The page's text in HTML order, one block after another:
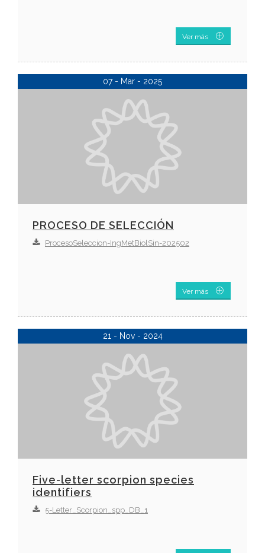
Ver más
07 - Mar - 2025
PROCESO DE SELECCIÓN
ProcesoSeleccion-IngMetBiolSin-202502
Ver más
21 - Nov - 2024
Five-letter scorpion species
identifiers
5-Letter_Scorpion_spp_DB_1